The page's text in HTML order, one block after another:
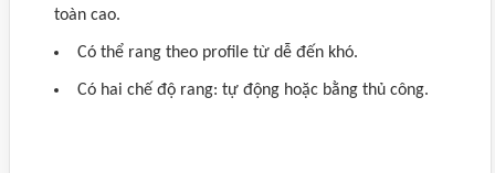
toàn cao.
Có thể rang theo profile từ dễ đến khó.
Có hai chế độ rang: tự động hoặc bằng thủ công.